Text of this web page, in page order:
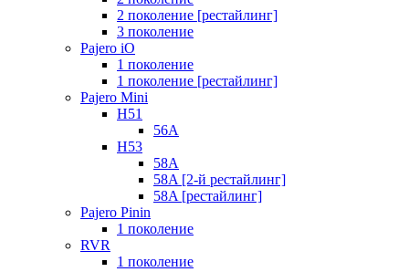
2 поколение [рестайлинг]
3 поколение
Pajero iO
1 поколение
1 поколение [рестайлинг]
Pajero Mini
H51
56A
H53
58A
58A [2-й рестайлинг]
58A [рестайлинг]
Pajero Pinin
1 поколение
RVR
1 поколение